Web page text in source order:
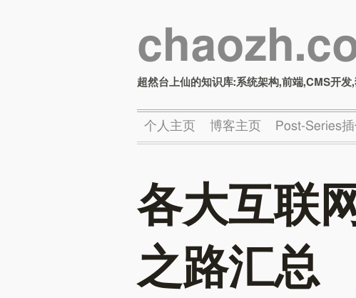
超然台上仙的知识库:系统架构,前端,CMS开发
个人主页 博客主页 Post-Series
各大互联
之路汇总